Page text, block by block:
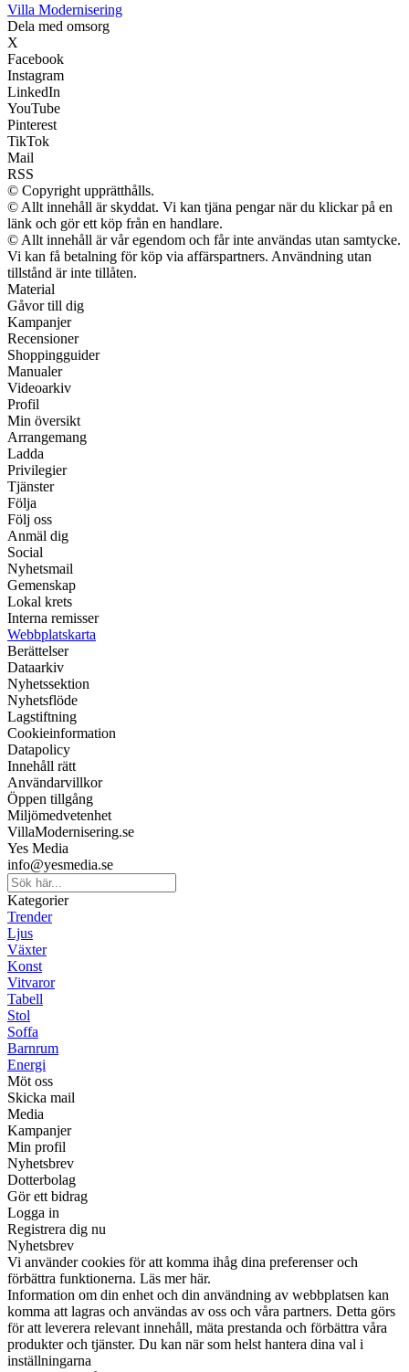
Villa Modernisering
Dela med omsorg
X
Facebook
Instagram
LinkedIn
YouTube
Pinterest
TikTok
Mail
RSS
© Copyright upprätthålls.
© Allt innehåll är skyddat. Vi kan tjäna pengar när du klickar på en
länk och gör ett köp från en handlare.
© Allt innehåll är vår egendom och får inte användas utan samtycke.
Vi kan få betalning för köp via affärspartners. Användning utan
tillstånd är inte tillåten.
Material
Gåvor till dig
Kampanjer
Recensioner
Shoppingguider
Manualer
Videoarkiv
Profil
Min översikt
Arrangemang
Ladda
Privilegier
Tjänster
Följa
Följ oss
Anmäl dig
Social
Nyhetsmail
Gemenskap
Lokal krets
Interna remisser
Webbplatskarta
Berättelser
Dataarkiv
Nyhetssektion
Nyhetsflöde
Lagstiftning
Cookieinformation
Datapolicy
Innehåll rätt
Användarvillkor
Öppen tillgång
Miljömedvetenhet
VillaModernisering.se
Yes Media
info@yesmedia.se
Kategorier
Trender
Ljus
Växter
Konst
Vitvaror
Tabell
Stol
Soffa
Barnrum
Energi
Möt oss
Skicka mail
Media
Kampanjer
Min profil
Nyhetsbrev
Dotterbolag
Gör ett bidrag
Logga in
Registrera dig nu
Nyhetsbrev
Vi använder cookies för att komma ihåg dina preferenser och
förbättra funktionerna. Läs mer här.
Information om din enhet och din användning av webbplatsen kan
komma att lagras och användas av oss och våra partners. Detta görs
för att leverera relevant innehåll, mäta prestanda och förbättra våra
produkter och tjänster. Du kan när som helst hantera dina val i
inställningarna